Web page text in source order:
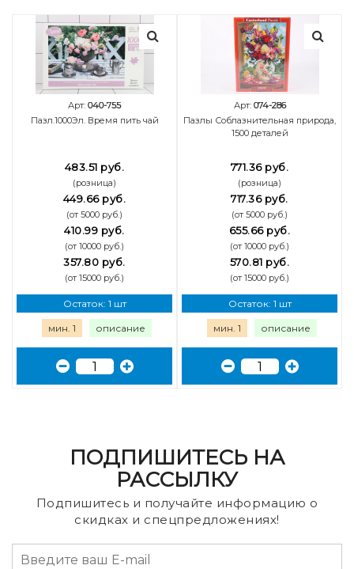
Арт: 040-755
Пазл.1000Эл. Время пить чай
483.51 руб.
(розница)
449.66 руб.
(от 5000 руб.)
410.99 руб.
(от 10000 руб.)
357.80 руб.
(от 15000 руб.)
Остаток: 1 шт
мин. 1 описание
Арт: 074-286
Пазлы Соблазнительная природа,
1500 деталей
771.36 руб.
(розница)
717.36 руб.
(от 5000 руб.)
655.66 руб.
(от 10000 руб.)
570.81 руб.
(от 15000 руб.)
Остаток: 1 шт
мин. 1 описание
ПОДПИШИТЕСЬ НА
РАССЫЛКУ
Подпишитесь и получайте информацию о
скидках и спецпредложениях!